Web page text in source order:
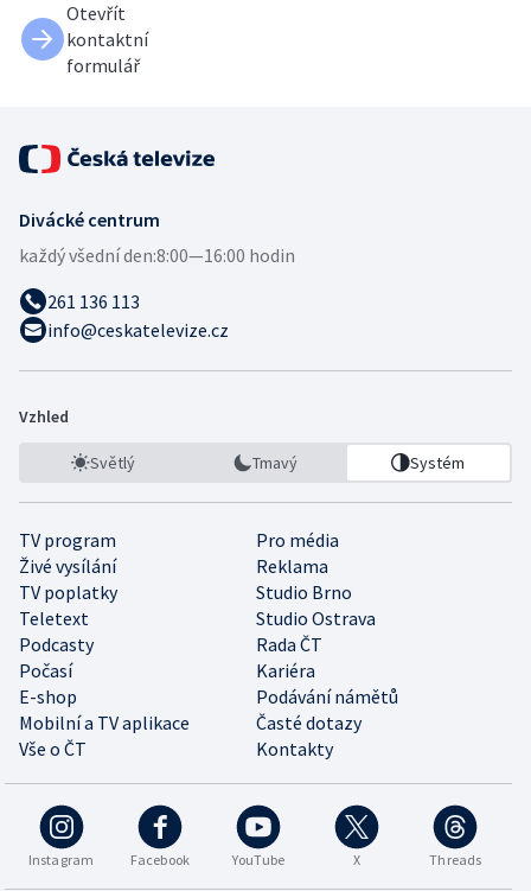
Otevřít
kontaktní
formulář
Divácké centrum
každý všední den:8:00—16:00 hodin
261 136 113
info@ceskatelevize.cz
Vzhled
Světlý Tmavý Systém
TV program
Pro média
Živé vysílání
Reklama
TV poplatky
Studio Brno
Teletext
Studio Ostrava
Podcasty
Rada ČT
Počasí
Kariéra
E-shop
Podávání námětů
Mobilní a TV aplikace
Časté dotazy
Vše o ČT
Kontakty
Instagram Facebook YouTube X Threads